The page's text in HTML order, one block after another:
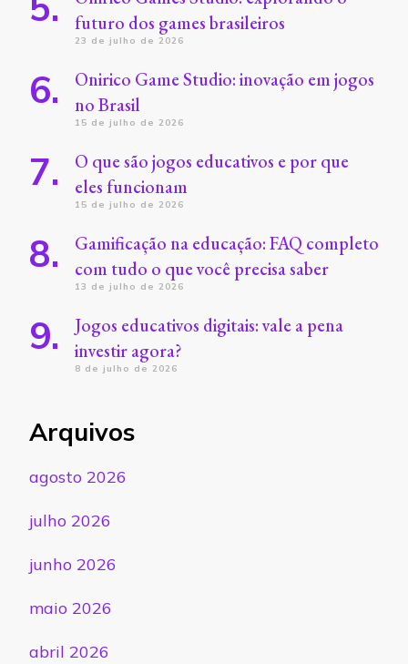
futuro dos games brasileiros
23 de julho de 2026
Onirico Game Studio: inovação em jogos
no Brasil
15 de julho de 2026
O que são jogos educativos e por que
eles funcionam
15 de julho de 2026
Gamificação na educação: FAQ completo
com tudo o que você precisa saber
13 de julho de 2026
Jogos educativos digitais: vale a pena
investir agora?
8 de julho de 2026
Arquivos
agosto 2026
julho 2026
junho 2026
maio 2026
abril 2026